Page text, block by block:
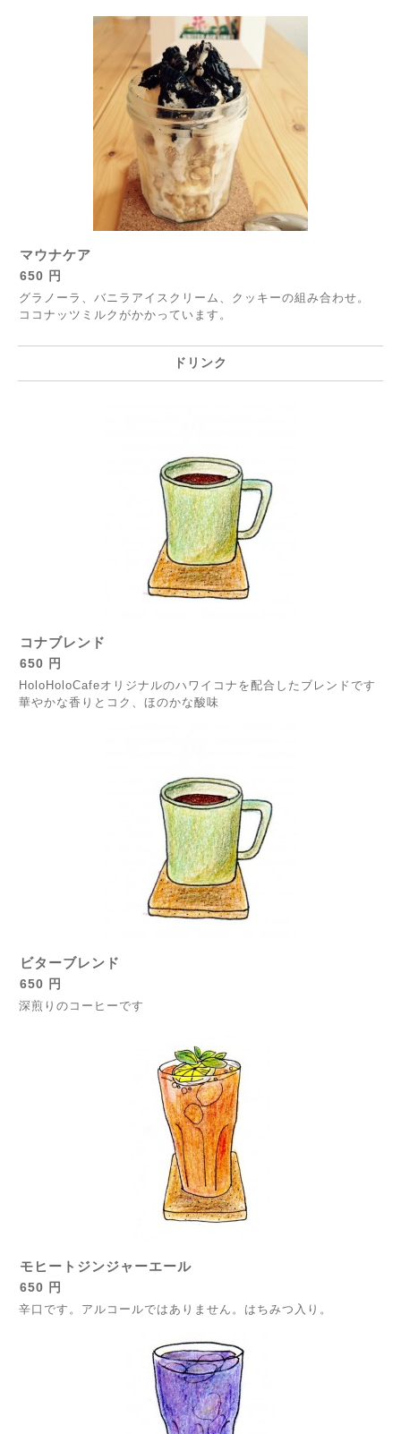
マウナケア
650 円
グラノーラ、バニラアイスクリーム、クッキーの組み合わせ。
ココナッツミルクがかかっています。
ドリンク
コナブレンド
650 円
HoloHoloCafeオリジナルのハワイコナを配合したブレンドです
華やかな香りとコク、ほのかな酸味
ビターブレンド
650 円
深煎りのコーヒーです
モヒートジンジャーエール
650 円
辛口です。アルコールではありません。はちみつ入り。